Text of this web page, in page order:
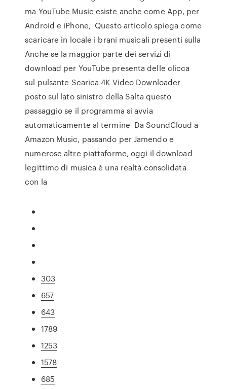
ma YouTube Music esiste anche come App, per
Android e iPhone, Questo articolo spiega come
scaricare in locale i brani musicali presenti sulla
Anche se la maggior parte dei servizi di
download per YouTube presenta delle clicca
sul pulsante Scarica 4K Video Downloader
posto sul lato sinistro della Salta questo
passaggio se il programma si avvia
automaticamente al termine Da SoundCloud a
Amazon Music, passando per Jamendo e
numerose altre piattaforme, oggi il download
legittimo di musica è una realtà consolidata
con la
303
657
643
1789
1253
1578
685